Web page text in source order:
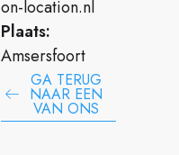
on-location.nl
Plaats:
Amsersfoort
GA TERUG
NAAR EEN
VAN ONS